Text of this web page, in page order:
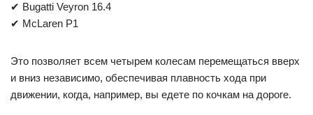
✔ Bugatti Veyron 16.4
✔ McLaren P1
Это позволяет всем четырем колесам перемещаться вверх
и вниз независимо, обеспечивая плавность хода при
движении, когда, например, вы едете по кочкам на дороге.